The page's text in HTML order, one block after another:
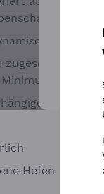
zugesetzten
Hefen
Weitere